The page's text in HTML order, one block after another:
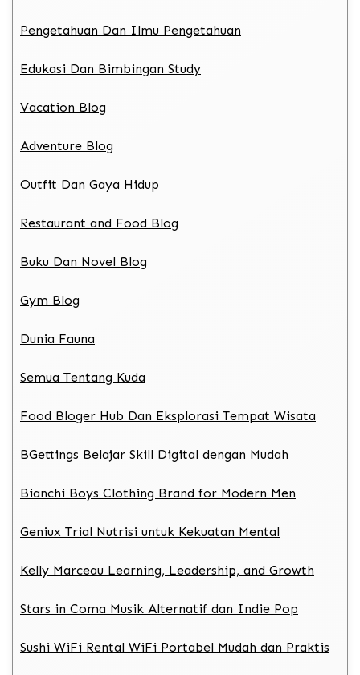
Pengetahuan Dan Ilmu Pengetahuan
Edukasi Dan Bimbingan Study
Vacation Blog
Adventure Blog
Outfit Dan Gaya Hidup
Restaurant and Food Blog
Buku Dan Novel Blog
Gym Blog
Dunia Fauna
Semua Tentang Kuda
Food Bloger Hub Dan Eksplorasi Tempat Wisata
BGettings Belajar Skill Digital dengan Mudah
Bianchi Boys Clothing Brand for Modern Men
Geniux Trial Nutrisi untuk Kekuatan Mental
Kelly Marceau Learning, Leadership, and Growth
Stars in Coma Musik Alternatif dan Indie Pop
Sushi WiFi Rental WiFi Portabel Mudah dan Praktis